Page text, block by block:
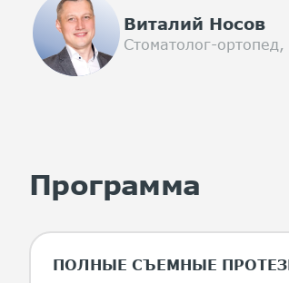
Виталий Носов
Cтоматолог-
Программа
ПОЛНЫЕ СЪЕМНЫЕ